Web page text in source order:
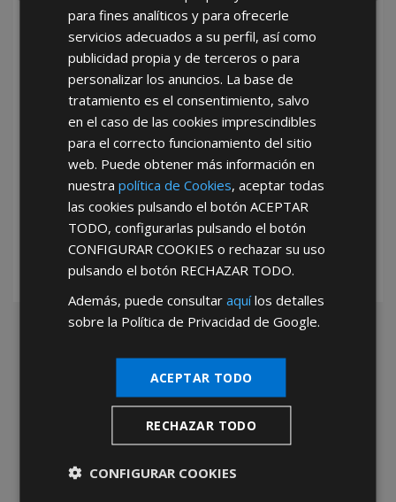
He leído y acepto la Política de Privacidad
*Abstenerse particulares, sólo venta a tiendas y empresas minoristas y
para fines analíticos y para ofrecerle
servicios adecuados a su perfil, así como
publicidad propia y de terceros o para
personalizar los anuncios. La base de
tratamiento es el consentimiento, salvo
en el caso de las cookies imprescindibles
para el correcto funcionamiento del sitio
web. Puede obtener más información en
nuestrapolítica de Cookies, aceptar todas
las cookies pulsando el botónACEPTAR
TODO, configurarlas pulsando el botón
CONFIGURAR COOKIES o rechazar su uso
pulsando el botón RECHAZAR TODO.
Además, puede consultaraquílos detalles
sobre la Política de Privacidad de Google.
ACEPTAR TODO
RECHAZAR TODO
CONFIGURAR COOKIES